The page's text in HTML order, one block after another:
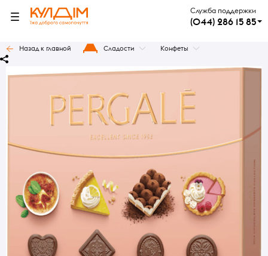
Служба поддержки
(044) 286 15 85
Назад к главной Сладости Конфеты